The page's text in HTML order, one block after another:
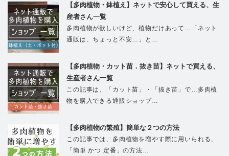
【多肉植物・鉢植え】ネットで安心して買える、生
産者さん一覧
多肉植物が欲しいけど、植物だけあって…「ネット
通販は、ちょっと不安…」と…
【多肉植物・カット苗．抜き苗】ネットで買える、
生産者さん一覧
この記事は、「カット苗」・「抜き苗」で…多肉植
物を購入できる通販ショップ…
【多肉植物の繁殖】簡単な２つの方法
この記事では、多肉植物を増やす際に用いられる、
「簡単 かつ 定番」の方法…